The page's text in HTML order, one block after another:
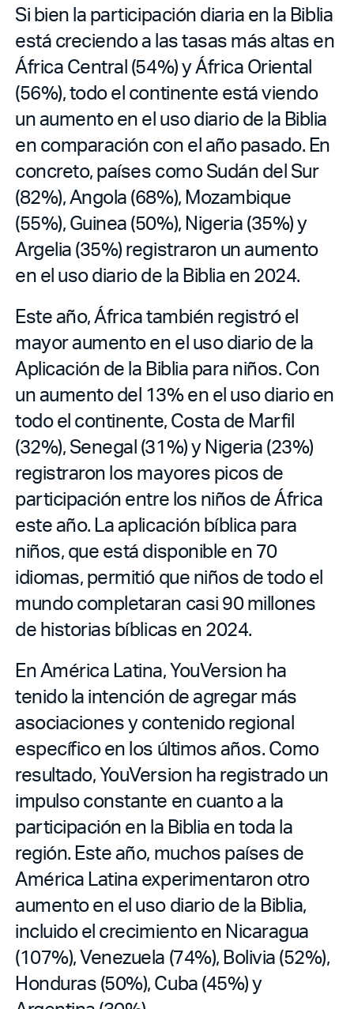
Si bien la participación diaria en la Biblia
está creciendo a las tasas más altas en
África Central (54%) y África Oriental
(56%), todo el continente está viendo
un aumento en el uso diario de la Biblia
en comparación con el año pasado. En
concreto, países como Sudán del Sur
(82%), Angola (68%), Mozambique
(55%), Guinea (50%), Nigeria (35%) y
Argelia (35%) registraron un aumento
en el uso diario de la Biblia en 2024.
Este año, África también registró el
mayor aumento en el uso diario de la
Aplicación de la Biblia para niños. Con
un aumento del 13% en el uso diario en
todo el continente, Costa de Marfil
(32%), Senegal (31%) y Nigeria (23%)
registraron los mayores picos de
participación entre los niños de África
este año. La aplicación bíblica para
niños, que está disponible en 70
idiomas, permitió que niños de todo el
mundo completaran casi 90 millones
de historias bíblicas en 2024.
En América Latina, YouVersion ha
tenido la intención de agregar más
asociaciones y contenido regional
específico en los últimos años. Como
resultado, YouVersion ha registrado un
impulso constante en cuanto a la
participación en la Biblia en toda la
región. Este año, muchos países de
América Latina experimentaron otro
aumento en el uso diario de la Biblia,
incluido el crecimiento en Nicaragua
(107%), Venezuela (74%), Bolivia (52%),
Honduras (50%), Cuba (45%) y